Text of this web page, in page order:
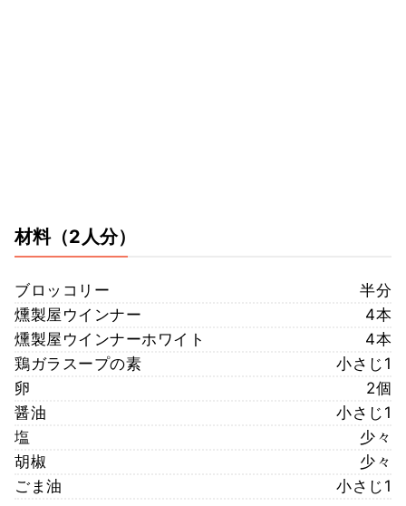
材料（2人分）
ブロッコリー
半分
燻製屋ウインナー
4本
燻製屋ウインナーホワイト
4本
鶏ガラスープの素
小さじ1
卵
2個
醤油
小さじ1
塩
少々
胡椒
少々
ごま油
小さじ1